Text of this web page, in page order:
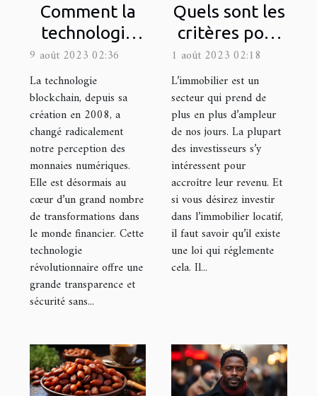
Comment la
technologie
blockchain
change le
monde de la
finance
9 août 2023 02:36
La technologie
blockchain, depuis sa
création en 2008, a
changé radicalement
notre perception des
monnaies numériques.
Elle est désormais au
cœur d’un grand nombre
de transformations dans
le monde financier. Cette
technologie
révolutionnaire offre une
grande transparence et
sécurité sans...
Quels sont les
critères pour
être éligible à
la Loi Pinel
dans le
département
de la Gironde
?
1 août 2023 02:18
L’immobilier est un
secteur qui prend de
plus en plus d’ampleur
de nos jours. La plupart
des investisseurs s’y
intéressent pour
accroître leur revenu. Et
si vous désirez investir
dans l’immobilier locatif,
il faut savoir qu’il existe
une loi qui réglemente
cela. Il...